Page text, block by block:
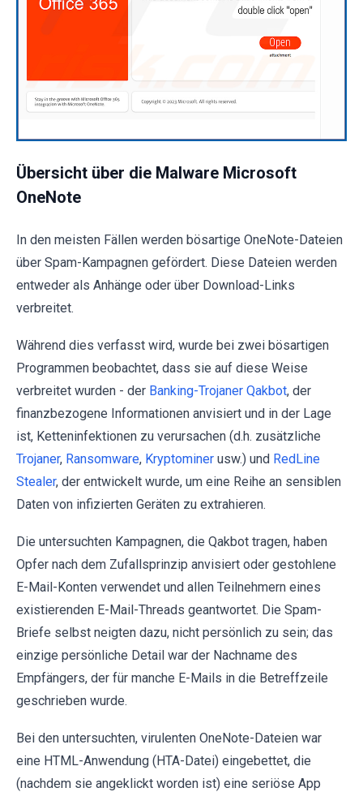
Übersicht über die Malware Microsoft
OneNote
In den meisten Fällen werden bösartige OneNote-Dateien
über Spam-Kampagnen gefördert. Diese Dateien werden
entweder als Anhänge oder über Download-Links
verbreitet.
Während dies verfasst wird, wurde bei zwei bösartigen
Programmen beobachtet, dass sie auf diese Weise
verbreitet wurden - der Banking-Trojaner Qakbot, der
finanzbezogene Informationen anvisiert und in der Lage
ist, Ketteninfektionen zu verursachen (d.h. zusätzliche
Trojaner, Ransomware, Kryptominer usw.) und RedLine
Stealer, der entwickelt wurde, um eine Reihe an sensiblen
Daten von infizierten Geräten zu extrahieren.
Die untersuchten Kampagnen, die Qakbot tragen, haben
Opfer nach dem Zufallsprinzip anvisiert oder gestohlene
E-Mail-Konten verwendet und allen Teilnehmern eines
existierenden E-Mail-Threads geantwortet. Die Spam-
Briefe selbst neigten dazu, nicht persönlich zu sein; das
einzige persönliche Detail war der Nachname des
Empfängers, der für manche E-Mails in die Betreffzeile
geschrieben wurde.
Bei den untersuchten, virulenten OneNote-Dateien war
eine HTML-Anwendung (HTA-Datei) eingebettet, die
(nachdem sie angeklickt worden ist) eine seriöse App